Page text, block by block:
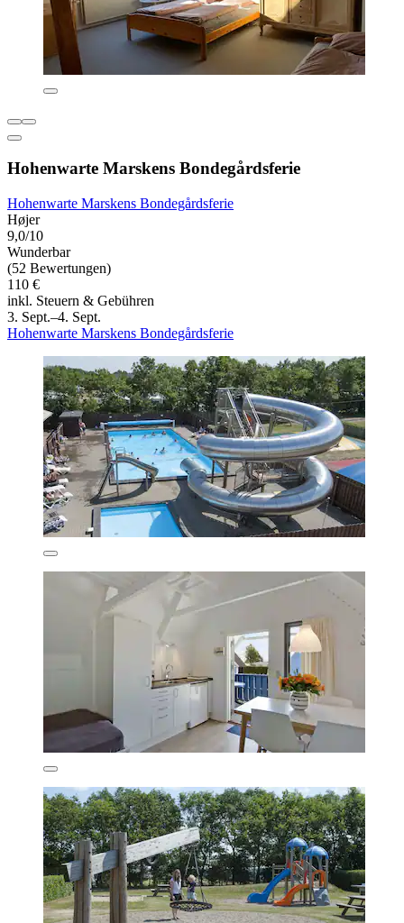
Hohenwarte Marskens Bondegårdsferie
Hohenwarte Marskens Bondegårdsferie
Højer
9,0/10
Wunderbar
(52 Bewertungen)
110 €
inkl. Steuern & Gebühren
3. Sept.–4. Sept.
Hohenwarte Marskens Bondegårdsferie